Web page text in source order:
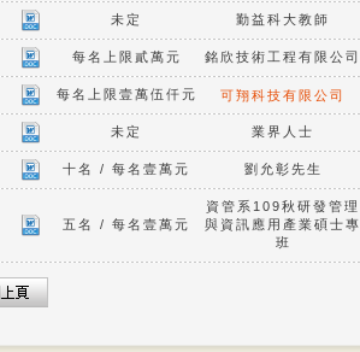
未定 勤益科大教師
每名上限貳萬元 銘欣技術工程有限公司
每名上限壹萬伍仟元 可翔科技有限公司
未定 業界人士
十名 / 每名壹萬元 劉允彰先生
五名 / 每名壹萬元
資管系109秋研發管理
與資訊應用產業碩士專
班